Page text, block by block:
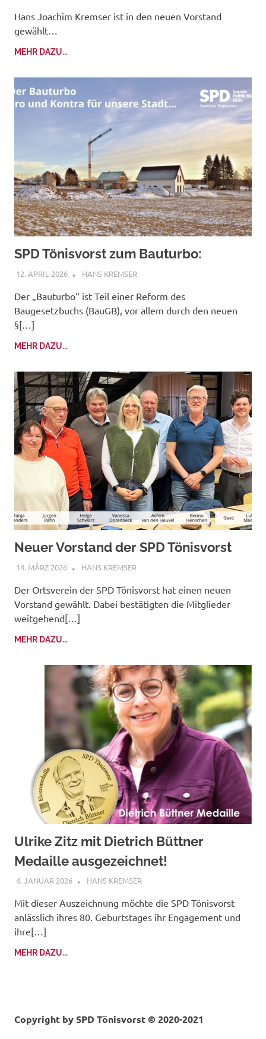
Hans Joachim Kremser ist in den neuen Vorstand
gewählt…
MEHR DAZU...
SPD Tönisvorst zum Bauturbo:
12. APRIL 2026 HANS KREMSER
Der „Bauturbo“ ist Teil einer Reform des
Baugesetzbuchs (BauGB), vor allem durch den neuen
§[…]
MEHR DAZU...
Neuer Vorstand der SPD Tönisvorst
14. MÄRZ 2026 HANS KREMSER
Der Ortsverein der SPD Tönisvorst hat einen neuen
Vorstand gewählt. Dabei bestätigten die Mitglieder
weitgehend[…]
MEHR DAZU...
Ulrike Zitz mit Dietrich Büttner
Medaille ausgezeichnet!
4. JANUAR 2026 HANS KREMSER
Mit dieser Auszeichnung möchte die SPD Tönisvorst
anlässlich ihres 80. Geburtstages ihr Engagement und
ihre[…]
MEHR DAZU...
Copyright bySPD Tönisvorst © 2020-2021